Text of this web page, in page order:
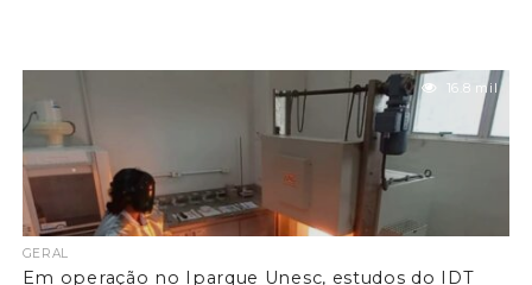
16.8 mil
GERAL
Em operação no Iparque Unesc, estudos do IDT